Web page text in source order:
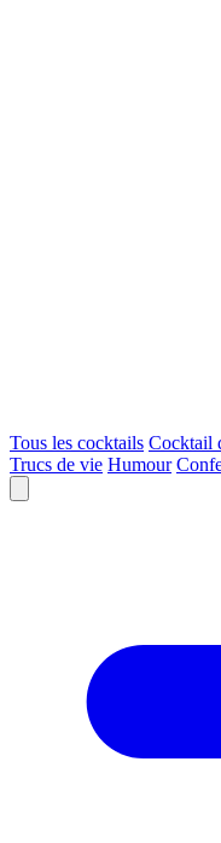
Tous les cocktails Cocktail
Trucs de vie Humour